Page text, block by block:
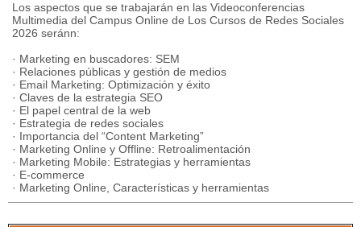
Los aspectos que se trabajarán en las Videoconferencias
Multimedia del Campus Online de Los Cursos de Redes Sociales
2026 seránn:
· Marketing en buscadores: SEM
· Relaciones públicas y gestión de medios
· Email Marketing: Optimización y éxito
· Claves de la estrategia SEO
· El papel central de la web
· Estrategia de redes sociales
· Importancia del “Content Marketing”
· Marketing Online y Offline: Retroalimentación
· Marketing Mobile: Estrategias y herramientas
· E-commerce
· Marketing Online, Características y herramientas